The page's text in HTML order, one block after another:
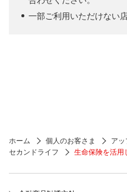
一部ご利用いただけない
ホーム 個人のお客さま アッ
セカンドライフ
生命保険を活用